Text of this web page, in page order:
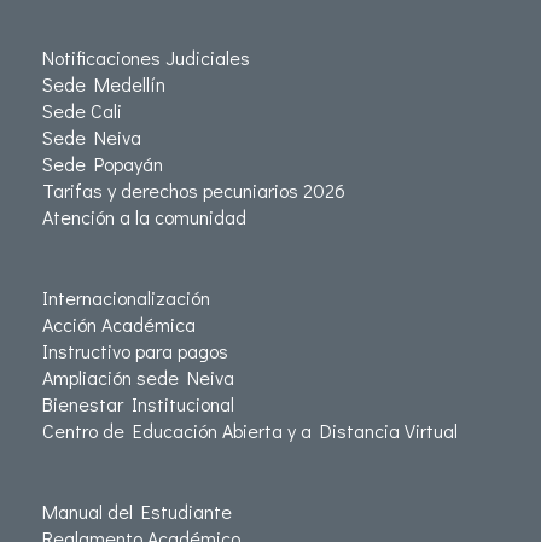
Notificaciones Judiciales
Sede Medellín
Sede Cali
Sede Neiva
Sede Popayán
Tarifas y derechos pecuniarios 2026
Atención a la comunidad
Internacionalización
Acción Académica
Instructivo para pagos
Ampliación sede Neiva
Bienestar Institucional
Centro de Educación Abierta y a Distancia Virtual
Manual del Estudiante